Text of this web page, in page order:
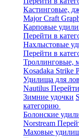
Кастинговые,
Major Craft
Карповые
Перейти в
Нахлыстовые
Перейти в
Троллинговые,
Kosadaka Strike
Удилища для
Nautilus
Зимние удочки
категорию
Болонские
Norstream
Маховые